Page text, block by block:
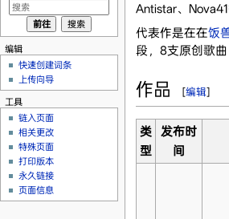
Antistar、Nova41
代表作是在在饭
段，8支原创歌
作品 [编辑]
类
型
发布时
间
编辑
快速创建词条
上传向导
工具
链入页面
相关更改
特殊页面
打印版本
永久链接
页面信息